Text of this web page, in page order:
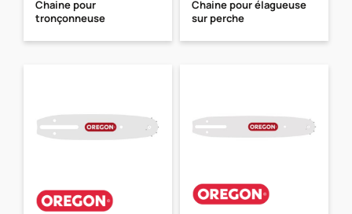
Chaine pour
tronçonneuse
Chaine pour élagueuse
sur perche